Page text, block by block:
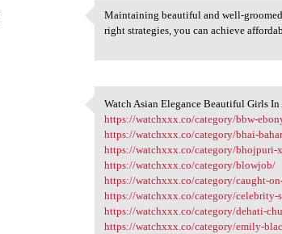
Maintaining beautiful and
Maintaining beautiful and well-
right strategies, you can achieve
Watch Asian Elegance
Watch Asian Elegance Beautiful Girls
https://watchxxx.co/category/bbw-
https://watchxxx.co/category/bhai-
https://watchxxx.co/category/bhojpuri-
https://watchxxx.co/category/blowjob/
https://watchxxx.co/category/caught-
https://watchxxx.co/category/celebrity-
https://watchxxx.co/category/dehati-
https://watchxxx.co/category/emily-